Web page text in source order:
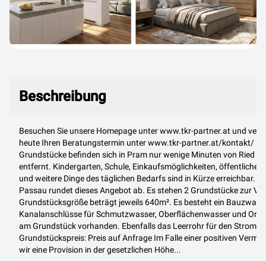
Beschreibung
Besuchen Sie unsere Homepage unter www.tkr-partner.at und
heute Ihren Beratungstermin unter www.tkr-partner.at/kontakt/
Grundstücke befinden sich in Pram nur wenige Minuten von Ried
entfernt. Kindergarten, Schule, Einkaufsmöglichkeiten, öffentliche
und weitere Dinge des täglichen Bedarfs sind in Kürze erreichbar.
Passau rundet dieses Angebot ab. Es stehen 2 Grundstücke zur
Grundstücksgröße beträgt jeweils 640m². Es besteht ein
Kanalanschlüsse für Schmutzwasser, Oberflächenwasser und
am Grundstück vorhanden. Ebenfalls das Leerrohr für den
Grundstückspreis: Preis auf Anfrage Im Falle einer positiven
wir eine Provision in der gesetzlichen Höhe...